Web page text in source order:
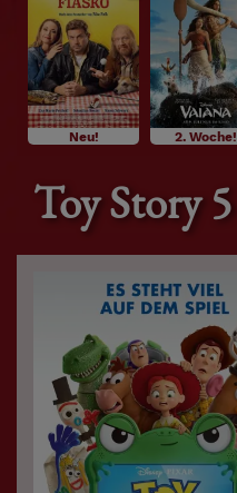
Neu! 2. Woche!
Toy Story 5